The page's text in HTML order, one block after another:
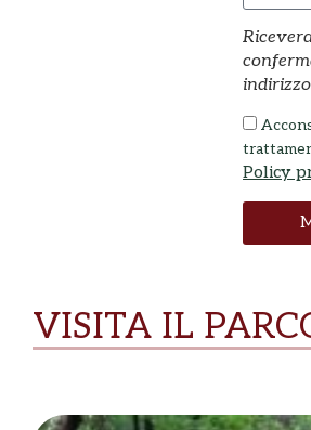
indirizzo
Policy
VISITA IL